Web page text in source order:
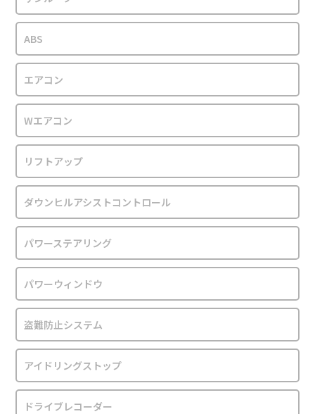
ABS
エアコン
Wエアコン
リフトアップ
ダウンヒルアシストコントロール
パワーステアリング
パワーウィンドウ
盗難防止システム
アイドリングストップ
ドライブレコーダー